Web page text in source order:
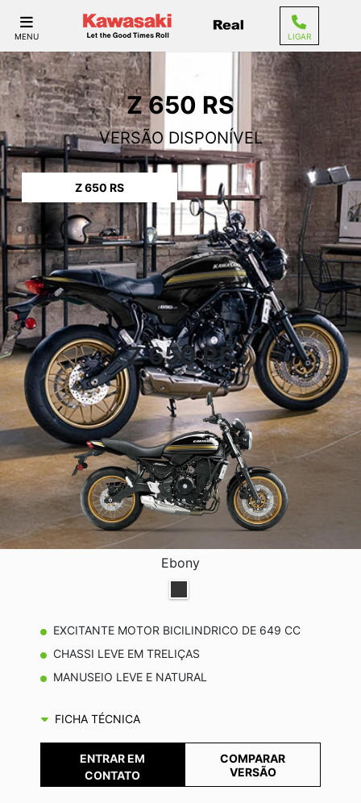
MENU LIGAR
Z 650 RS
VERSÃO DISPONÍVEL
Z 650 RS
Z 650 RS
Ebony
EXCITANTE MOTOR BICILINDRICO DE 649 CC
CHASSI LEVE EM TRELIÇAS
MANUSEIO LEVE E NATURAL
FICHA TÉCNICA
ENTRAR EM
CONTATO
COMPARAR
VERSÃO